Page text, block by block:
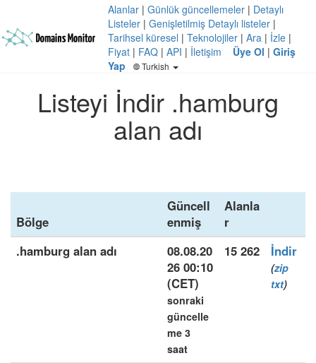
Alanlar | Günlük güncellemeler | Detaylı
Listeler | Genişletilmiş Detaylı listeler |
Tarihsel küresel | Teknolojiler | Ara | İzle |
Fiyat | FAQ | API | İletişim Üye Ol | Giriş
Yap
Turkish
Listeyi İndir .hamburg
alan adı
Bölge
Güncell
enmiş
Alanla
r
.hamburg alan adı
08.08.20
26 00:10
(CET)
sonraki
güncelle
me 3
saat
15 262 İndir
(zip
txt)